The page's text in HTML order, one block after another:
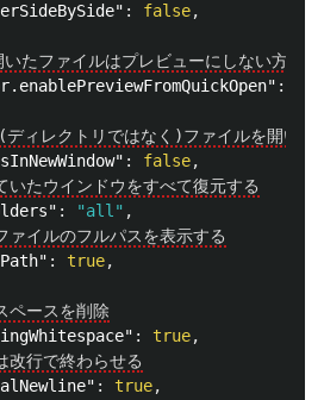
: false,
いたファイルはプレビューにしない方が
:
ィレクトリではなく)ファイルを開い
: false,
いたウインドウをすべて復元する
: "all" ,
ァイルのフルパスを表示する
: true,
ペースを削除
: true,
改行で終わらせる
: true,